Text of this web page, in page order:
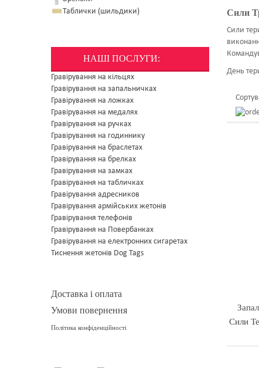
Таблички (шильдики)
НАШІ ПОСЛУГИ:
Гравірування на кільцях
Гравірування на запальничках
Гравірування на ложках
Гравірування на медалях
Гравірування на ручках
Гравірування на годиннику
Гравірування на браслетах
Гравірування на брелках
Гравірування на замках
Гравірування на табличках
Гравірування адресников
Гравірування армійських жетонів
Гравірування телефонів
Гравірування на Повербанках
Гравірування на електронних сигаретах
Тиснення жетонів Dog Tags
Доставка і оплата
Умови повернення
Політика конфіденційності
Сили
Сили
День
Сили